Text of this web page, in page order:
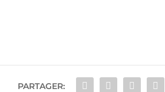
PARTAGER: